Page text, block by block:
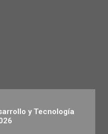
y Tecnología